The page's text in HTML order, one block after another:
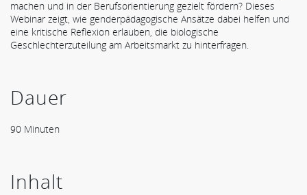
wien.at
machen und in der Berufsorientierung gezielt fördern? Dieses
Webinar zeigt, wie genderpädagogische Ansätze dabei helfen und
eine kritische Reflexion erlauben, die biologische
Geschlechterzuteilung am Arbeitsmarkt zu hinterfragen.
Dauer
90 Minuten
Inhalt